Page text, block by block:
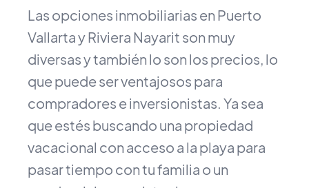
Las opciones inmobiliarias en Puerto
Vallarta y Riviera Nayarit son muy
diversas y también lo son los precios, lo
que puede ser ventajosos para
compradores e inversionistas. Ya sea
que estés buscando una propiedad
vacacional con acceso a la playa para
pasar tiempo con tu familia o un